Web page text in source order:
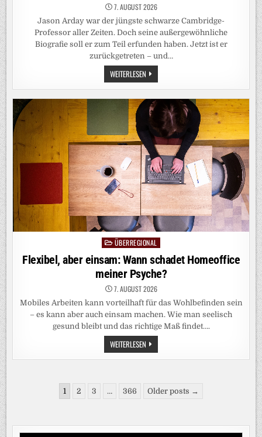
7. AUGUST 2026
Jason Arday war der jüngste schwarze Cambridge-
Professor aller Zeiten. Doch seine außergewöhnliche
Biografie soll er zum Teil erfunden haben. Jetzt ist er
zurückgetreten – und…
WEITERLESEN CAMBRIDGE-
PROFESSOR
ARDAY:
DAS
„AUSHÄNGESCHILD
DER
DIVERSITÄT“
IST
WAHRHEIT
EIN
HOCHSTAPLER
PostedÜBERREGIONAL
Flexibel, aber einsam: Wann schadet Homeoffice
meiner Psyche?
7. AUGUST 2026
Mobiles Arbeiten kann vorteilhaft für das Wohlbefinden sein
– es kann aber auch einsam machen. Wie man seelisch
gesund bleibt und das richtige Maß findet….
WEITERLESEN FLEXIBEL,
ABER
EINSAM:
MEINER
PSYCHE?
Seitennummerierung
Beiträge
1 2 3 … 366 Older posts →